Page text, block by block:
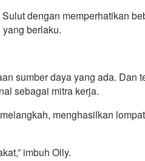
dengan memperhatikan
berlaku.
sumber daya yang ada. Dan
sebagai mitra kerja.
menghasilkan
imbuh Olly.